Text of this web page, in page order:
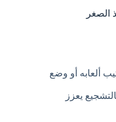
الصغر
ألعابه أو وضع
يعزز